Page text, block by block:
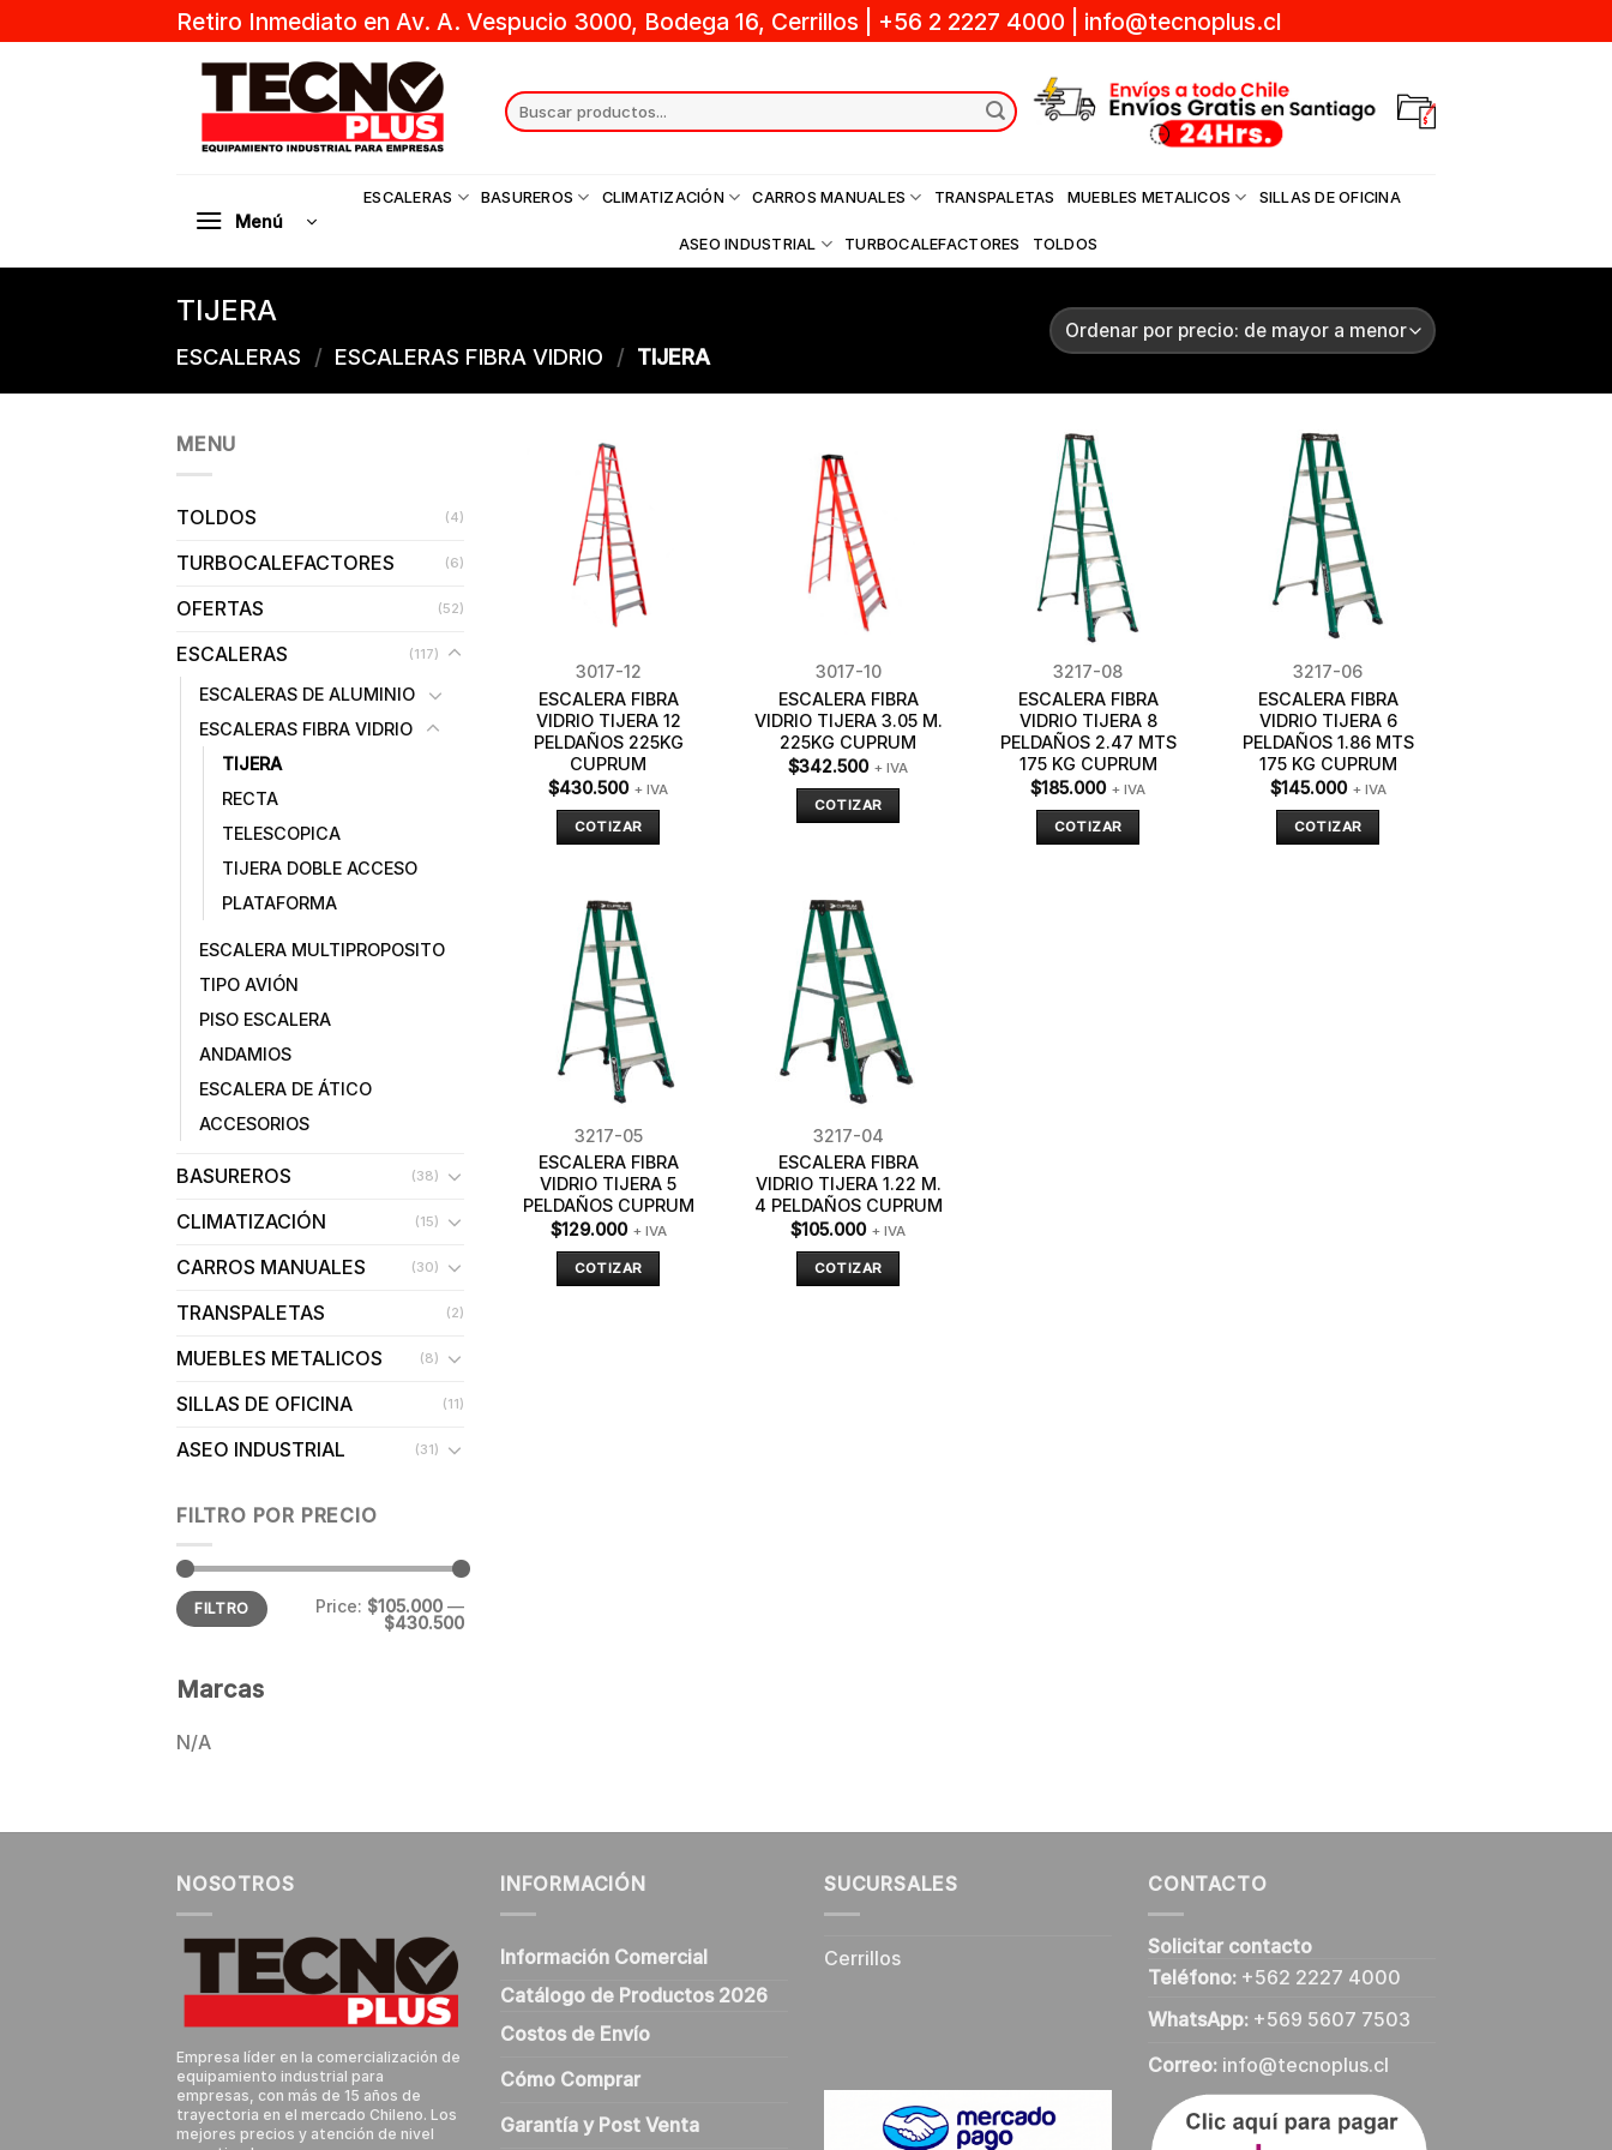
to
Retiro Inmediato en Av. A. Vespucio 3000, Bodega 16, Cerrillos +56 2 2227 4000 info@tecnoplus.cl
Search
for:
Menú
ESCALERAS BASUREROS CLIMATIZACIÓN CARROS MANUALES TRANSPALETAS MUEBLES METALICOS SILLAS DE OFICINA
ASEO INDUSTRIAL TURBOCALEFACTORES TOLDOS
TIJERA
ESCALERAS / ESCALERAS FIBRA VIDRIO / TIJERA
MENU
TOLDOS (4)
TURBOCALEFACTORES (6)
OFERTAS (52)
ESCALERAS (117)
ESCALERAS DE ALUMINIO
ESCALERAS FIBRA VIDRIO
TIJERA
RECTA
TELESCOPICA
TIJERA DOBLE ACCESO
PLATAFORMA
ESCALERA MULTIPROPOSITO
TIPO AVIÓN
PISO ESCALERA
ANDAMIOS
ESCALERA DE ÁTICO
ACCESORIOS
BASUREROS (38)
CLIMATIZACIÓN (15)
CARROS MANUALES (30)
TRANSPALETAS (2)
MUEBLES METALICOS (8)
SILLAS DE OFICINA (11)
ASEO INDUSTRIAL (31)
FILTRO POR PRECIO
Min
price
Max
priceFILTRO Price: $105.000 —
$430.500
Marcas
N/A
3017-12
ESCALERA FIBRA
VIDRIO TIJERA 12
PELDAÑOS 225KG
CUPRUM
$430.500 + IVA
COTIZAR
3017-10
ESCALERA FIBRA
VIDRIO TIJERA 3.05 M.
225KG CUPRUM
$342.500 + IVA
COTIZAR
3217-08
ESCALERA FIBRA
VIDRIO TIJERA 8
PELDAÑOS 2.47 MTS
175 KG CUPRUM
$185.000 + IVA
COTIZAR
3217-06
ESCALERA FIBRA
VIDRIO TIJERA 6
PELDAÑOS 1.86 MTS
175 KG CUPRUM
$145.000 + IVA
COTIZAR
3217-05
ESCALERA FIBRA
VIDRIO TIJERA 5
PELDAÑOS CUPRUM
$129.000 + IVA
COTIZAR
3217-04
ESCALERA FIBRA
VIDRIO TIJERA 1.22 M.
4 PELDAÑOS CUPRUM
$105.000 + IVA
COTIZAR
NOSOTROS
Empresa líder en la comercialización de
equipamiento industrial para
empresas, con más de 15 años de
trayectoria en el mercado Chileno. Los
mejores precios y atención de nivel
INFORMACIÓN
Información Comercial
Catálogo de Productos 2026
Costos de Envío
Cómo Comprar
Garantía y Post Venta
SUCURSALES
Cerrillos
CONTACTO
Solicitar contacto
Teléfono: +562 2227 4000
WhatsApp: +569 5607 7503
Correo: info@tecnoplus.cl